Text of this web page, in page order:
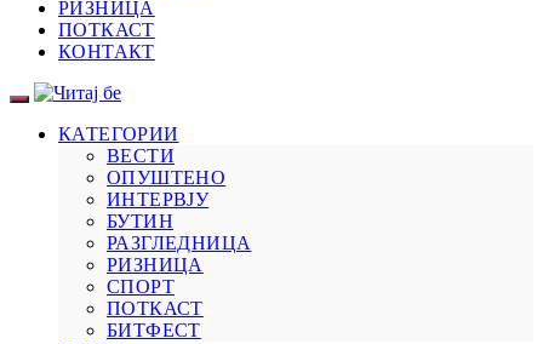
РИЗНИЦА
ПОТКАСТ
КОНТАКТ
КАТЕГОРИИ
ВЕСТИ
ОПУШТЕНО
ИНТЕРВЈУ
БУТИН
РАЗГЛЕДНИЦА
РИЗНИЦА
СПОРТ
ПОТКАСТ
БИТФЕСТ